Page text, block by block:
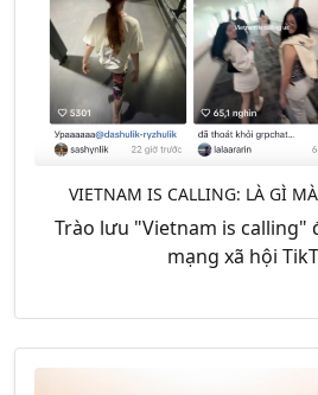
VIETNAM IS CALLING: LÀ GÌ
Trào lưu "Vietnam is calling"
mạng xã hội